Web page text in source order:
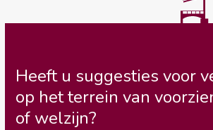
Heeft u suggesties voor
op het terrein van
of welzijn?